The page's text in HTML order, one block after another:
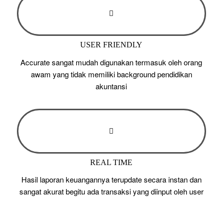
USER FRIENDLY
Accurate sangat mudah digunakan termasuk oleh orang
awam yang tidak memiliki background pendidikan
akuntansi
REAL TIME
Hasil laporan keuangannya terupdate secara instan dan
sangat akurat begitu ada transaksi yang diinput oleh user